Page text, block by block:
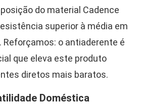
do material Cadence
superior à média em
Reforçamos: o antiaderente é
que eleva este produto
diretos mais baratos.
Doméstica